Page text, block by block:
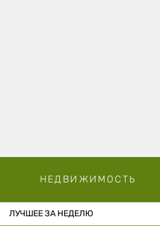
НЕДВИЖИМОСТЬ
ЛУЧШЕЕ ЗА НЕДЕЛЮ